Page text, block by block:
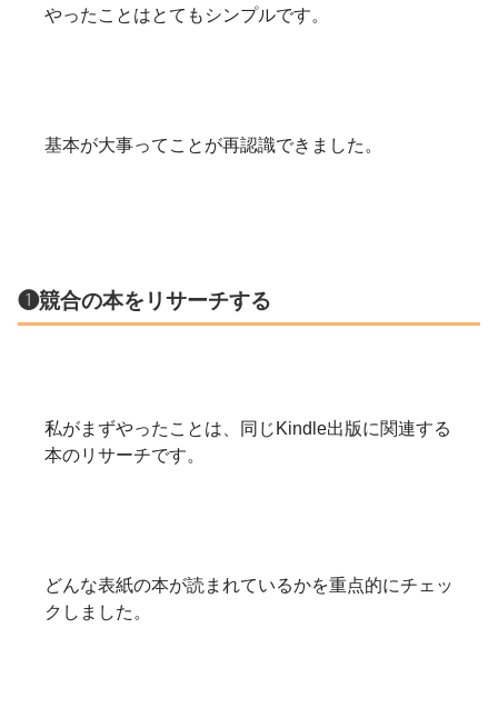
やったことはとてもシンプルです。
基本が大事ってことが再認識できました。
❶競合の本をリサーチする
私がまずやったことは、同じKindle出版に関連する
本のリサーチです。
どんな表紙の本が読まれているかを重点的にチェッ
クしました。